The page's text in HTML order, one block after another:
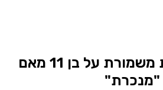
בוטלה הפקעת משמורת על בן 11 מאם
"מנכרת"